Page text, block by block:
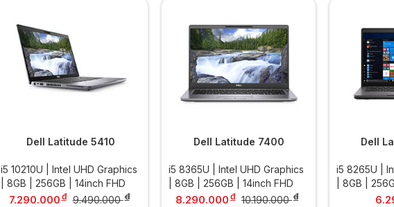
Dell Latitude 5410
i5 10210U | Intel UHD Graphics
| 8GB | 256GB | 14inch FHD
7.290.000 đ 9.490.000đ
Dell Latitude 7400
i5 8365U | Intel UHD Graphics
| 8GB | 256GB | 14inch FHD
8.290.000 đ 10.190.000đ
Dell
i5 8265U |
| 8GB |